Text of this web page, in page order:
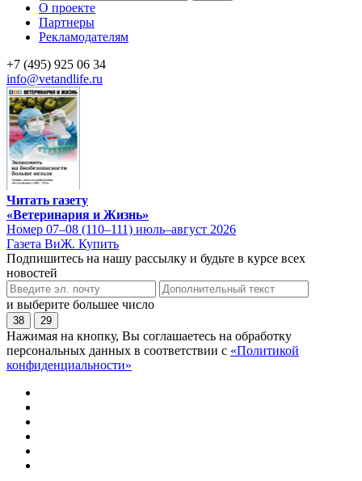
О проекте
Партнеры
Рекламодателям
+7 (495) 925 06 34
info@vetandlife.ru
Читать газету
«Ветеринария и Жизнь»
Номер 07–08 (110–111) июль–август 2026
Газета ВиЖ. Купить
Подпишитесь на нашу рассылку и будьте в курсе всех
новостей
и выберите большее число
38 29
Нажимая на кнопку, Вы соглашаетесь на обработку
персональных данных в соответствии с «Политикой
конфиденциальности»